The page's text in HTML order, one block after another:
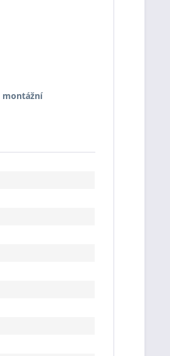
montážní